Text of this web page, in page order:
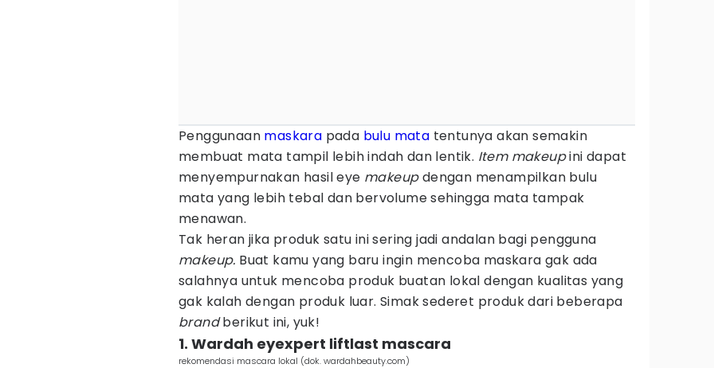
Penggunaan maskara pada bulu mata tentunya akan semakin
membuat mata tampil lebih indah dan lentik. Item makeupini dapat
menyempurnakan hasil eye makeupdengan menampilkan bulu
mata yang lebih tebal dan bervolume sehingga mata tampak
menawan.
Tak heran jika produk satu ini sering jadi andalan bagi pengguna
makeup. Buat kamu yang baru ingin mencoba maskara gak ada
salahnya untuk mencoba produk buatan lokal dengan kualitas yang
gak kalah dengan produk luar. Simak sederet produk dari beberapa
brandberikut ini, yuk!
1. Wardah eyexpert liftlast mascara
rekomendasi mascara lokal (dok. wardahbeauty.com)